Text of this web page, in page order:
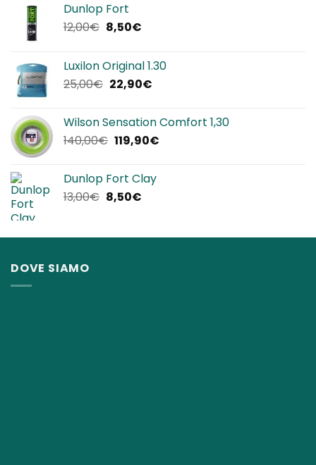
Dunlop Fort
12,00€ Il
era:
12,00€.
8,50€Il
è:
8,50€.
Luxilon Original 1.30
25,00€ Il
era:
25,00€.
22,90€Il
è:
22,90€.
Wilson Sensation Comfort 1,30
140,00€ Il
era:
140,00€.
119,90€Il
Dunlop Fort Clay
13,00€ Il
era:
8,50€Il
è:
DOVE SIAMO